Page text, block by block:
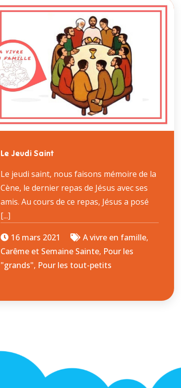
Le Jeudi Saint
Le jeudi saint, nous faisons mémoire de la
Cène, le dernier repas de Jésus avec ses
amis. Au cours de ce repas, Jésus a posé
[...]
16 mars 2021
A vivre en famille,
Carême et Semaine Sainte, Pour les
"grands", Pour les tout-petits